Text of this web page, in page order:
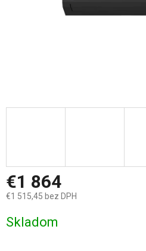
€1 864
€1 515,45 bez DPH
cena:
Skladom